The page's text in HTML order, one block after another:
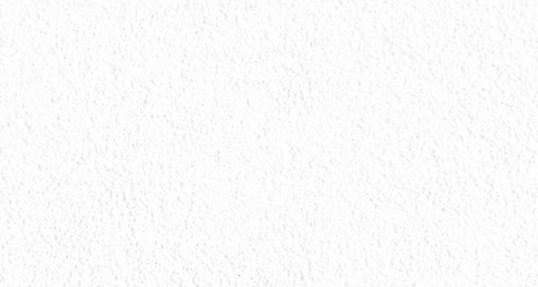
会社情報とサイトマップ
会社情報